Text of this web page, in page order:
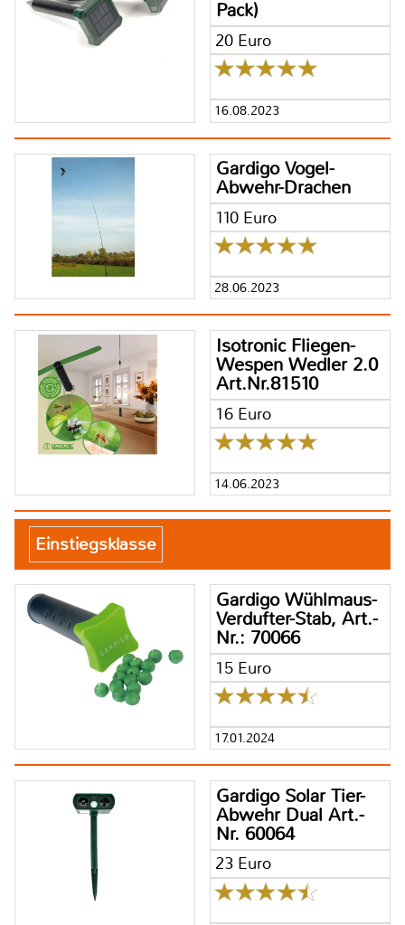
Pack)
20 Euro
16.08.2023
Gardigo Vogel-
Abwehr-Drachen
110 Euro
28.06.2023
Isotronic Fliegen-
Wespen Wedler 2.0
Art.Nr.81510
16 Euro
14.06.2023
Einstiegsklasse
Gardigo Wühlmaus-
Verdufter-Stab, Art.-
Nr.: 70066
15 Euro
17.01.2024
Gardigo Solar Tier-
Abwehr Dual Art.-
Nr. 60064
23 Euro